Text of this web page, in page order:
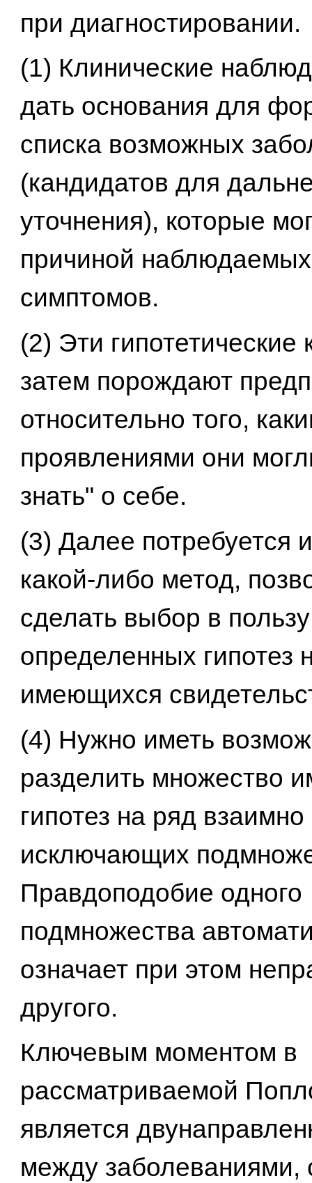
при диагностировании.
(1) Клинические
дать основания для
списка возможных
(кандидатов для
уточнения), которые
причиной
симптомов.
(2) Эти гипотетические
затем порождают
относительно того,
проявлениями они
знать" о себе.
(3) Далее потребуется
какой-либо метод,
сделать выбор в пользу
определенных гипотез
имеющихся
(4) Нужно иметь
разделить множество
гипотез на ряд взаимно
исключающих
Правдоподобие одного
подмножества
означает при этом
другого.
Ключевым моментом в
рассматриваемой
является
между заболеваниями,